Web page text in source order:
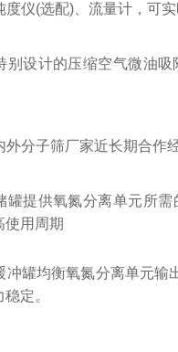
度仪(选配) 、流量计，可
别设计的压缩空气微油吸
外分子筛厂家近长期合作
罐提供氧氮分离单元所
使用周期
冲罐均衡氧氮分离单元输
定。